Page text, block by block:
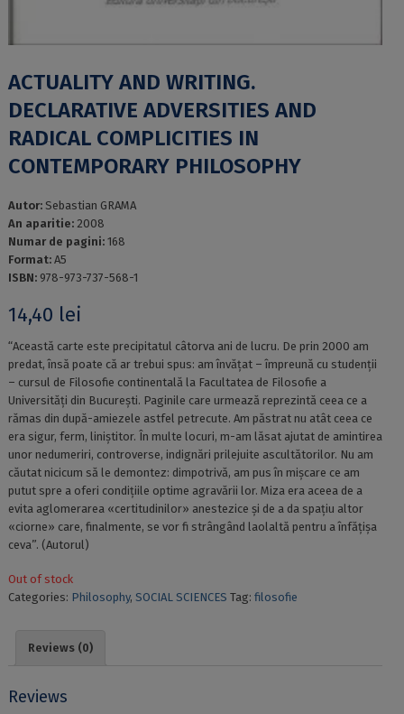
ACTUALITY AND WRITING.
DECLARATIVE ADVERSITIES AND
RADICAL COMPLICITIES IN
CONTEMPORARY PHILOSOPHY
Autor: Sebastian GRAMA
An aparitie: 2008
Numar de pagini: 168
Format: A5
ISBN: 978-973-737-568-1
14,40 lei
“Această carte este precipitatul câtorva ani de lucru. De prin 2000 am
predat, însă poate că ar trebui spus: am învățat – împreună cu studenții
– cursul de Filosofie continentală la Facultatea de Filosofie a
Universități din București. Paginile care urmează reprezintă ceea ce a
rămas din după-amiezele astfel petrecute. Am păstrat nu atât ceea ce
era sigur, ferm, liniștitor. În multe locuri, m-am lăsat ajutat de amintirea
unor nedumeriri, controverse, indignări prilejuite ascultătorilor. Nu am
căutat nicicum să le demontez: dimpotrivă, am pus în mișcare ce am
putut spre a oferi condițiile optime agravării lor. Miza era aceea de a
evita aglomerarea «certitudinilor» anestezice și de a da spațiu altor
«ciorne» care, finalmente, se vor fi strângând laolaltă pentru a înfățișa
ceva”. (Autorul)
Out of stock
Categories: Philosophy, SOCIAL SCIENCES Tag: filosofie
Reviews (0)
Reviews